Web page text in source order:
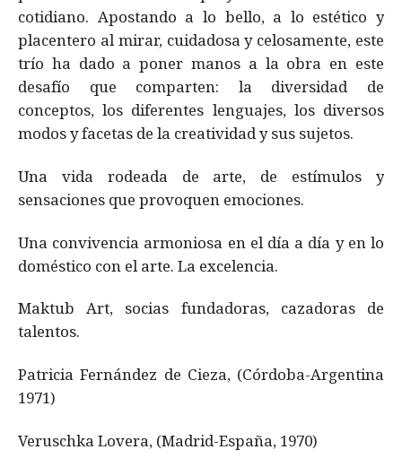
cotidiano. Apostando a lo bello, a lo estético y
placentero al mirar, cuidadosa y celosamente, este
trío ha dado a poner manos a la obra en este
desafío que comparten: la diversidad de
conceptos, los diferentes lenguajes, los diversos
modos y facetas de la creatividad y sus sujetos.
Una vida rodeada de arte, de estímulos y
sensaciones que provoquen emociones.
Una convivencia armoniosa en el día a día y en lo
doméstico con el arte. La excelencia.
Maktub Art, socias fundadoras, cazadoras de
talentos.
Patricia Fernández de Cieza, (Córdoba-Argentina
1971)
Veruschka Lovera, (Madrid-España, 1970)